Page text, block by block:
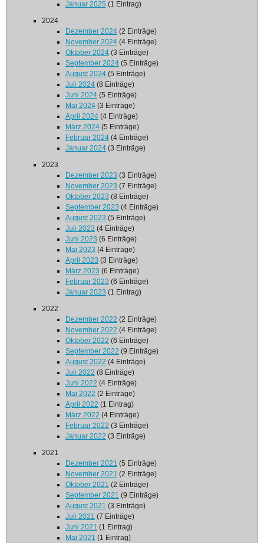
Januar 2025 (1 Eintrag)
2024
Dezember 2024 (2 Einträge)
November 2024 (4 Einträge)
Oktober 2024 (3 Einträge)
September 2024 (5 Einträge)
August 2024 (5 Einträge)
Juli 2024 (8 Einträge)
Juni 2024 (5 Einträge)
Mai 2024 (3 Einträge)
April 2024 (4 Einträge)
März 2024 (5 Einträge)
Februar 2024 (4 Einträge)
Januar 2024 (3 Einträge)
2023
Dezember 2023 (3 Einträge)
November 2023 (7 Einträge)
Oktober 2023 (8 Einträge)
September 2023 (4 Einträge)
August 2023 (5 Einträge)
Juli 2023 (4 Einträge)
Juni 2023 (6 Einträge)
Mai 2023 (4 Einträge)
April 2023 (3 Einträge)
März 2023 (6 Einträge)
Februar 2023 (6 Einträge)
Januar 2023 (1 Eintrag)
2022
Dezember 2022 (2 Einträge)
November 2022 (4 Einträge)
Oktober 2022 (6 Einträge)
September 2022 (9 Einträge)
August 2022 (4 Einträge)
Juli 2022 (8 Einträge)
Juni 2022 (4 Einträge)
Mai 2022 (2 Einträge)
April 2022 (1 Eintrag)
März 2022 (4 Einträge)
Februar 2022 (3 Einträge)
Januar 2022 (3 Einträge)
2021
Dezember 2021 (5 Einträge)
November 2021 (2 Einträge)
Oktober 2021 (2 Einträge)
September 2021 (9 Einträge)
August 2021 (3 Einträge)
Juli 2021 (7 Einträge)
Juni 2021 (1 Eintrag)
Mai 2021 (1 Eintrag)